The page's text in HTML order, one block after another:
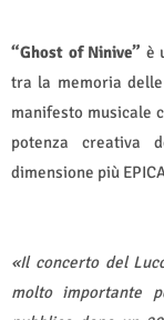
“Ghost of Ninive” è
tra la memoria
manifesto musicale
potenza creativa
dimensione più
«Il concerto del
molto importante